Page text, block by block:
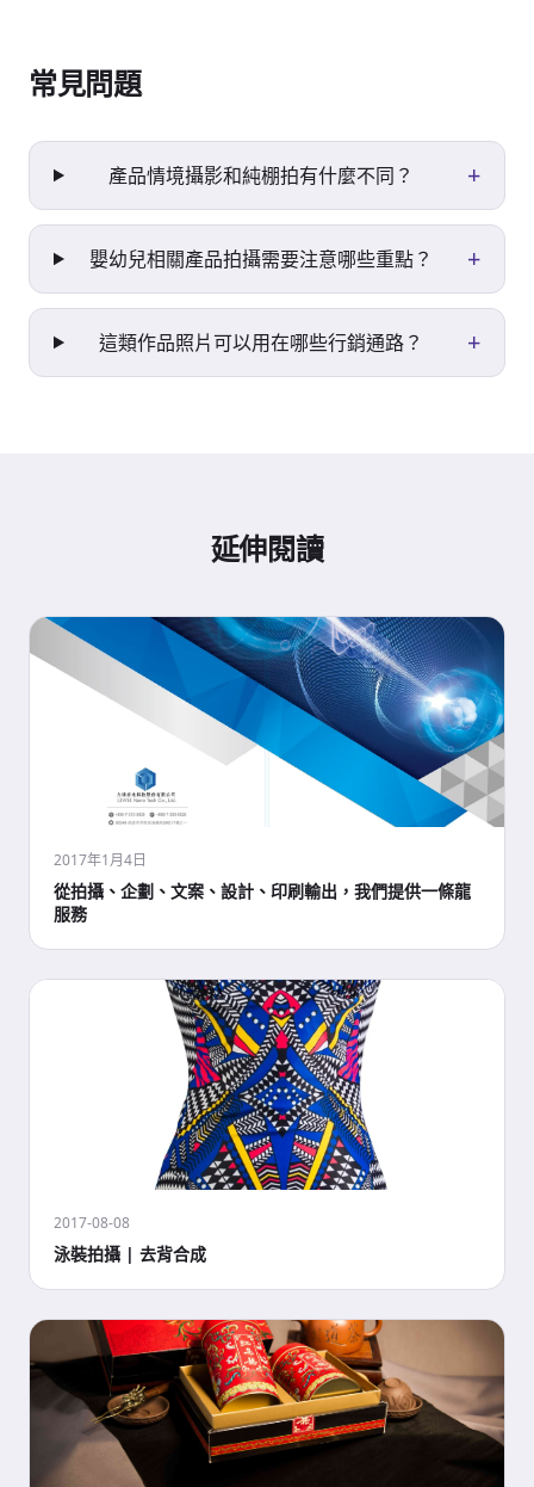
常見問題
產品情境攝影和純棚拍有什麼不同？ +
嬰幼兒相關產品拍攝需要注意哪些重點？ +
這類作品照片可以用在哪些行銷通路？ +
延伸閱讀
2017年1月4日
從拍攝、企劃、文案、設計、印刷輸出，我們提供一條龍
服務
2017-08-08
泳裝拍攝 | 去背合成